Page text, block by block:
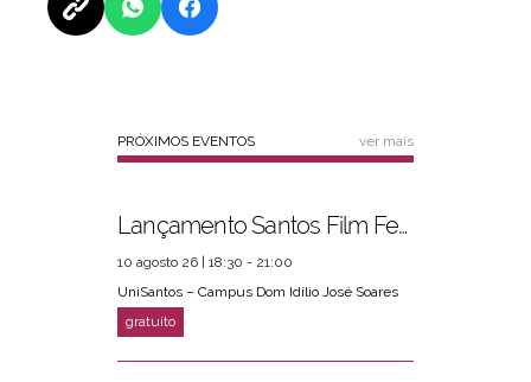
PRÓXIMOS EVENTOS ver mais
Lançamento Santos Film Fest
10 agosto 26 | 18:30 - 21:00
UniSantos – Campus Dom Idílio José Soares